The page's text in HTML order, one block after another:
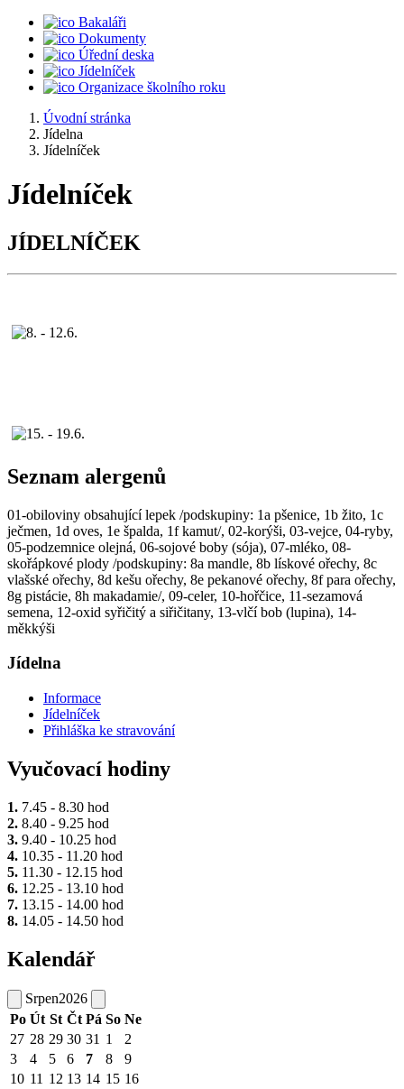
Bakaláři
Dokumenty
Úřední deska
Jídelníček
Organizace školního roku
Úvodní stránka
Jídelna
Jídelníček
Jídelníček
JÍDELNÍČEK
Seznam alergenů
01-obiloviny obsahující lepek /podskupiny: 1a pšenice, 1b žito, 1c
ječmen, 1d oves, 1e špalda, 1f kamut/, 02-korýši, 03-vejce, 04-ryby,
05-podzemnice olejná, 06-sojové boby (sója), 07-mléko, 08-
skořápkové plody /podskupiny: 8a mandle, 8b lískové ořechy, 8c
vlašské ořechy, 8d kešu ořechy, 8e pekanové ořechy, 8f para ořechy,
8g pistácie, 8h makadamie/, 09-celer, 10-hořčice, 11-sezamová
semena, 12-oxid syřičitý a siřičitany, 13-vlčí bob (lupina), 14-
měkkýši
Jídelna
Informace
Jídelníček
Přihláška ke stravování
Vyučovací hodiny
1. 7.45 - 8.30 hod
2. 8.40 - 9.25 hod
3. 9.40 - 10.25 hod
4. 10.35 - 11.20 hod
5. 11.30 - 12.15 hod
6. 12.25 - 13.10 hod
7. 13.15 - 14.00 hod
8. 14.05 - 14.50 hod
Kalendář
Srpen2026
Po Út St Čt Pá So Ne
27 28 29 30 31 1
2
3
4 5 6 7 8
9
10 11 12 13 14 15 16